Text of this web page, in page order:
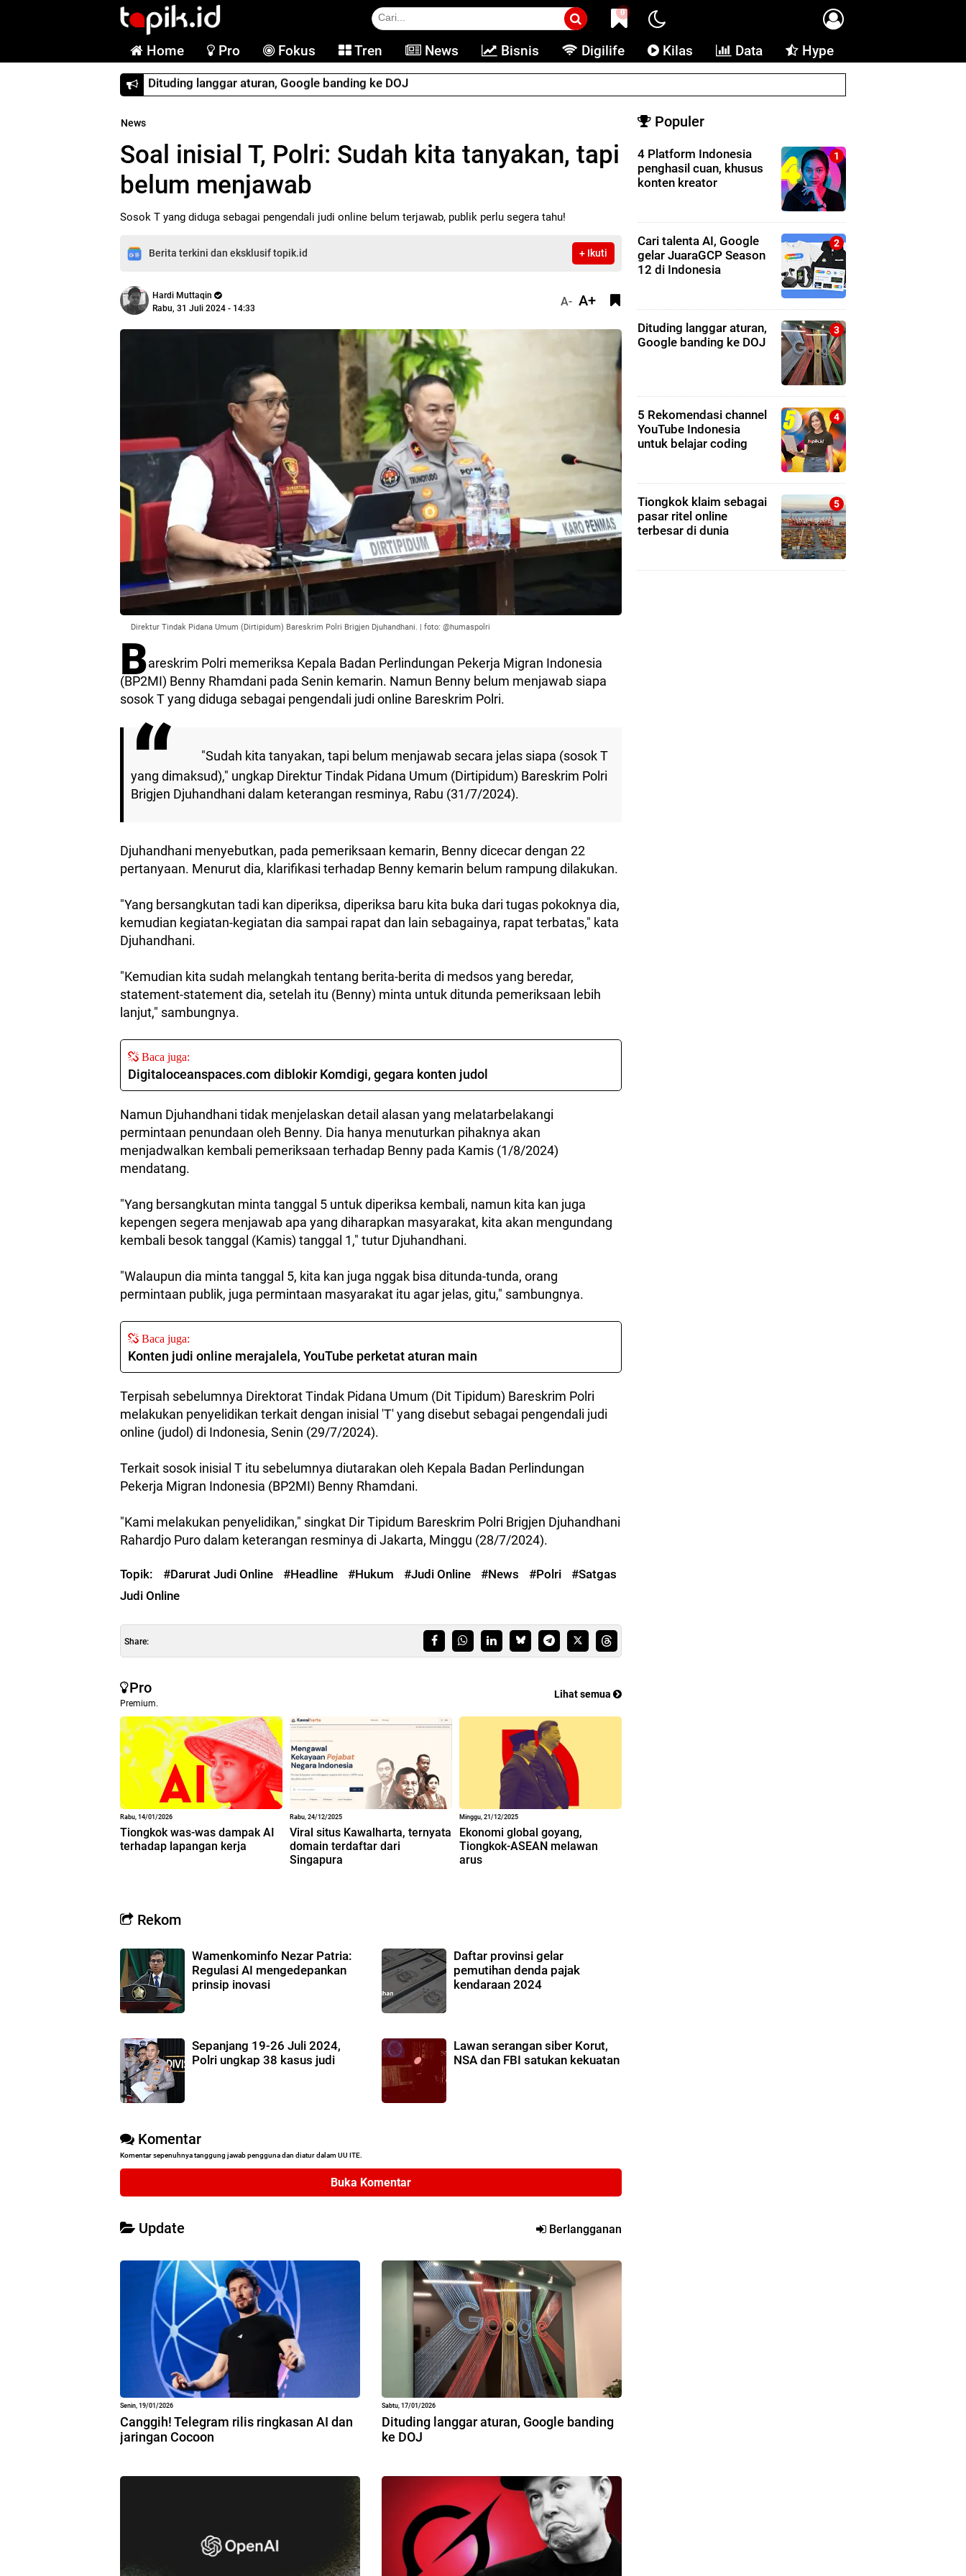
0
Home Pro Fokus Tren News Bisnis Digilife Kilas Data Hype
Dituding langgar aturan, Google banding ke DOJ
News
Soal inisial T, Polri: Sudah kita tanyakan, tapi
belum menjawab
Sosok T yang diduga sebagai pengendali judi online belum terjawab, publik perlu segera tahu!
Berita terkini dan eksklusif topik.id + Ikuti
Hardi Muttaqin
Rabu, 31 Juli 2024 - 14:33
A- A+
Direktur Tindak Pidana Umum (Dirtipidum) Bareskrim Polri Brigjen Djuhandhani. | foto: @humaspolri
Bareskrim Polri memeriksa Kepala Badan Perlindungan Pekerja Migran Indonesia
(BP2MI) Benny Rhamdani pada Senin kemarin. Namun Benny belum menjawab siapa
sosok T yang diduga sebagai pengendali judi online Bareskrim Polri.
"Sudah kita tanyakan, tapi belum menjawab secara jelas siapa (sosok T
yang dimaksud)," ungkap Direktur Tindak Pidana Umum (Dirtipidum) Bareskrim Polri
Brigjen Djuhandhani dalam keterangan resminya, Rabu (31/7/2024).
Djuhandhani menyebutkan, pada pemeriksaan kemarin, Benny dicecar dengan 22
pertanyaan. Menurut dia, klarifikasi terhadap Benny kemarin belum rampung dilakukan.
"Yang bersangkutan tadi kan diperiksa, diperiksa baru kita buka dari tugas pokoknya dia,
kemudian kegiatan-kegiatan dia sampai rapat dan lain sebagainya, rapat terbatas," kata
Djuhandhani.
"Kemudian kita sudah melangkah tentang berita-berita di medsos yang beredar,
statement-statement dia, setelah itu (Benny) minta untuk ditunda pemeriksaan lebih
lanjut," sambungnya.
Baca juga:
Digitaloceanspaces.com diblokir Komdigi, gegara konten judol
Namun Djuhandhani tidak menjelaskan detail alasan yang melatarbelakangi
permintaan penundaan oleh Benny. Dia hanya menuturkan pihaknya akan
menjadwalkan kembali pemeriksaan terhadap Benny pada Kamis (1/8/2024)
mendatang.
"Yang bersangkutan minta tanggal 5 untuk diperiksa kembali, namun kita kan juga
kepengen segera menjawab apa yang diharapkan masyarakat, kita akan mengundang
kembali besok tanggal (Kamis) tanggal 1," tutur Djuhandhani.
"Walaupun dia minta tanggal 5, kita kan juga nggak bisa ditunda-tunda, orang
permintaan publik, juga permintaan masyarakat itu agar jelas, gitu," sambungnya.
Baca juga:
Konten judi online merajalela, YouTube perketat aturan main
Terpisah sebelumnya Direktorat Tindak Pidana Umum (Dit Tipidum) Bareskrim Polri
melakukan penyelidikan terkait dengan inisial 'T' yang disebut sebagai pengendali judi
online (judol) di Indonesia, Senin (29/7/2024).
Terkait sosok inisial T itu sebelumnya diutarakan oleh Kepala Badan Perlindungan
Pekerja Migran Indonesia (BP2MI) Benny Rhamdani.
"Kami melakukan penyelidikan," singkat Dir Tipidum Bareskrim Polri Brigjen Djuhandhani
Rahardjo Puro dalam keterangan resminya di Jakarta, Minggu (28/7/2024).
Topik: #Darurat Judi Online #Headline #Hukum #Judi Online #News #Polri
#Satgas
Judi Online
Share:
Pro
Premium.
Lihat semua
Rabu, 14/01/2026
Tiongkok was-was dampak AI
terhadap lapangan kerja
Rabu, 24/12/2025
Viral situs Kawalharta, ternyata
domain terdaftar dari
Singapura
Minggu, 21/12/2025
Ekonomi global goyang,
Tiongkok-ASEAN melawan
arus
Rekom
Wamenkominfo Nezar Patria:
Regulasi AI mengedepankan
prinsip inovasi
Daftar provinsi gelar
pemutihan denda pajak
kendaraan 2024
Sepanjang 19-26 Juli 2024,
Polri ungkap 38 kasus judi
Lawan serangan siber Korut,
NSA dan FBI satukan kekuatan
Komentar
Komentar sepenuhnya tanggung jawab pengguna dan diatur dalam UU ITE.
Buka Komentar
Update Berlangganan
Senin, 19/01/2026
Canggih! Telegram rilis ringkasan AI dan
jaringan Cocoon
Sabtu, 17/01/2026
Dituding langgar aturan, Google banding
ke DOJ
Populer
4 Platform Indonesia
penghasil cuan, khusus
konten kreator
Cari talenta AI, Google
gelar JuaraGCP Season
12 di Indonesia
Dituding langgar aturan,
Google banding ke DOJ
5 Rekomendasi channel
YouTube Indonesia
untuk belajar coding
Tiongkok klaim sebagai
pasar ritel online
terbesar di dunia